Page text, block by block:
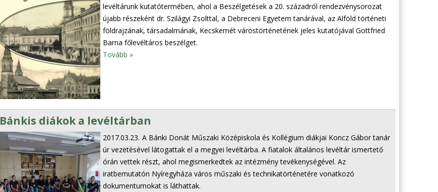
levéltárunk kutatótermében, ahol a Beszélgetések a 20. századról rendezvénysorozat
újabb részeként dr. Szilágyi Zsolttal, a Debreceni Egyetem tanárával, az Alföld történeti
földrajzának, társadalmának, Kecskemét várostörténetének jeles kutatójával Gottfried
Barna főlevéltáros beszélget.
Tovább »
Bánkis diákok a levéltárban
2017.03.23. A Bánki Donát Műszaki Középiskola és Kollégium diákjai Koncz Gábor tanár
úr vezetésével látogattak el a megyei levéltárba. A fiatalok általános levéltár ismertető
órán vettek részt, ahol megismerkedtek az intézmény tevékenységével. Az
iratbemutatón Nyíregyháza város műszaki és technikatörténetére vonatkozó
dokumentumokat is láthattak.